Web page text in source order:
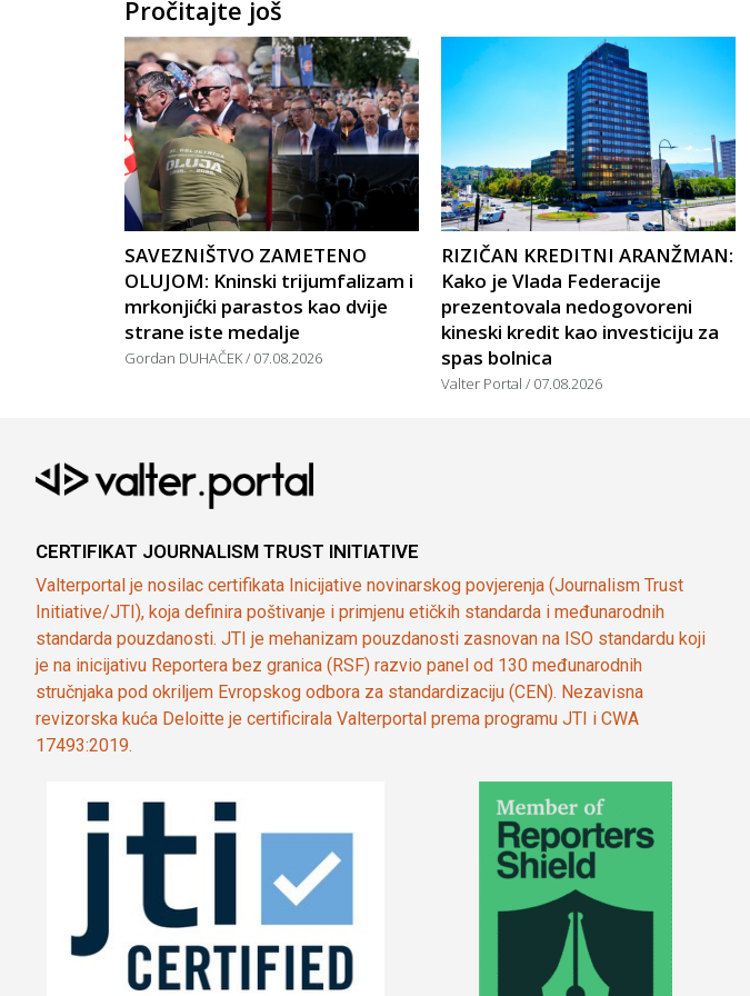
Pročitajte još
SAVEZNIŠTVO ZAMETENO
OLUJOM: Kninski trijumfalizam i
mrkonjićki parastos kao dvije
strane iste medalje
Gordan DUHAČEK 07.08.2026
RIZIČAN KREDITNI ARANŽMAN:
Kako je Vlada Federacije
prezentovala nedogovoreni
kineski kredit kao investiciju za
spas bolnica
Valter Portal 07.08.2026
CERTIFIKAT JOURNALISM TRUST INITIATIVE
Valterportal je nosilac certifikata Inicijative novinarskog povjerenja (Journalism Trust
Initiative/JTI), koja definira poštivanje i primjenu etičkih standarda i međunarodnih
standarda pouzdanosti. JTI je mehanizam pouzdanosti zasnovan na ISO standardu koji
je na inicijativu Reportera bez granica (RSF) razvio panel od 130 međunarodnih
stručnjaka pod okriljem Evropskog odbora za standardizaciju (CEN). Nezavisna
revizorska kuća Deloitte je certificirala Valterportal prema programu JTI i CWA
17493:2019.